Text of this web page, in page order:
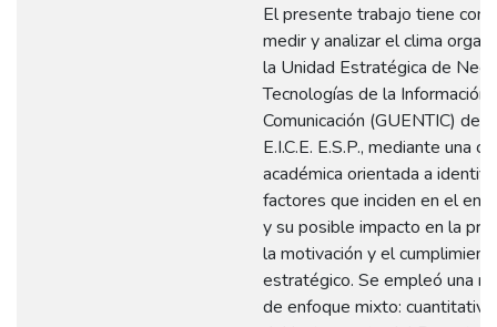
El presente trabajo tiene
medir y analizar el clima
la Unidad Estratégica de
Tecnologías de la Información
Comunicación (GUENTIC) de
E.I.C.E. E.S.P., mediante una
académica orientada a
factores que inciden en el
y su posible impacto en la
la motivación y el
estratégico. Se empleó una
de enfoque mixto: